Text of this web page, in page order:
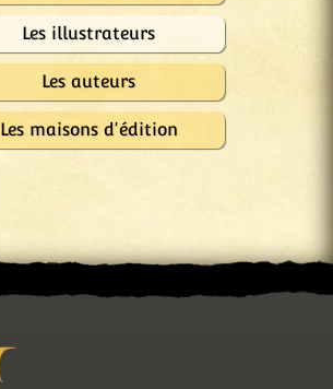
Les illustrateurs
Les auteurs
Les maisons d'édition